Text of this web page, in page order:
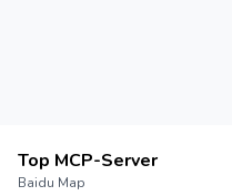
Top MCP-Server
Baidu Map